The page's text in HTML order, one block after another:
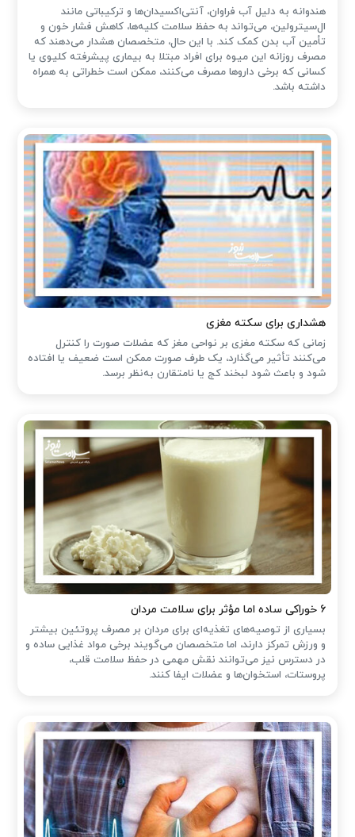
هندوانه به دلیل آب فراوان، آنتی‌اکسیدان‌ها و ترکیباتی مانند
ال‌سیترولین، می‌تواند به حفظ سلامت کلیه‌ها، کاهش فشار خون و
تأمین آب بدن کمک کند. با این حال، متخصصان هشدار می‌دهند که
مصرف روزانه این میوه برای افراد مبتلا به بیماری پیشرفته کلیوی یا
کسانی که برخی داروها مصرف می‌کنند، ممکن است خطراتی به همراه
داشته باشد.
هشداری برای سکته مغزی
زمانی که سکته مغزی بر نواحی مغز که عضلات صورت را کنترل
می‌کنند تأثیر می‌گذارد، یک طرف صورت ممکن است ضعیف یا افتاده
شود و باعث شود لبخند کج یا نامتقارن به‌نظر برسد.
۶ خوراکی ساده اما مؤثر برای سلامت مردان
بسیاری از توصیه‌های تغذیه‌ای برای مردان بر مصرف پروتئین بیشتر
و ورزش تمرکز دارند، اما متخصصان می‌گویند برخی مواد غذایی ساده و
در دسترس نیز می‌توانند نقش مهمی در حفظ سلامت قلب،
پروستات، استخوان‌ها و عضلات ایفا کنند.